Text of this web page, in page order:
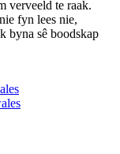
verveeld te raak.
fyn lees nie,
byna sê boodskap